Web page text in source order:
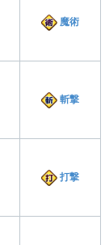
魔術
斬撃
打撃